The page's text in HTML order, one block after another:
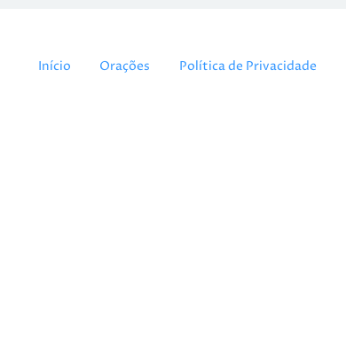
Pular para o conteúdo
Início Orações Política de Privacidade